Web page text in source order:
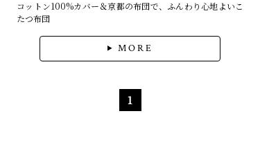
コットン100%カバー＆京都の布団で、ふんわり心地よいこ
たつ布団
MORE
1